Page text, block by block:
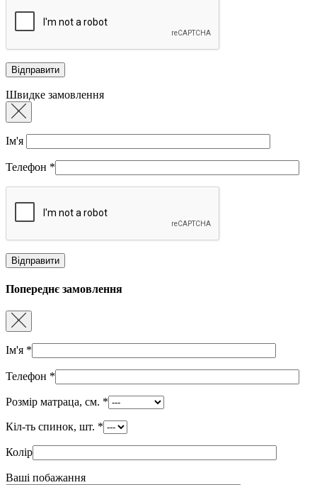
Швидке замовлення
Ім'я
Телефон *
Попереднє замовлення
Ім'я *
Телефон *
Розмір матраца, см. *
Кіл-ть спинок, шт. *
Колір
Ваші побажання